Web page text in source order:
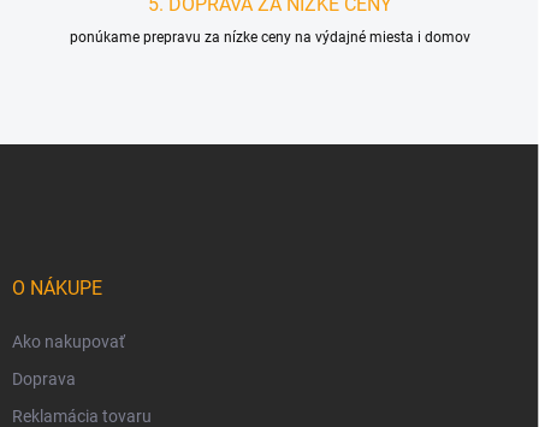
5. DOPRAVA ZA NÍZKE CENY
ponúkame prepravu za nízke ceny na výdajné miesta i domov
O NÁKUPE
Ako nakupovať
Doprava
Reklamácia tovaru